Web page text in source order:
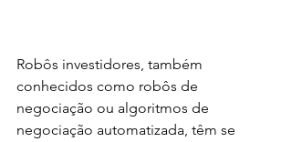
Robôs investidores, também
conhecidos como robôs de
negociação ou algoritmos de
negociação automatizada, têm se